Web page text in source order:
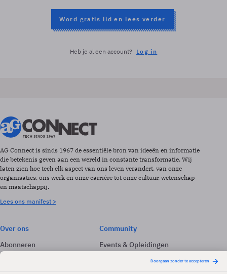
Word gratis lid en lees verder
Heb je al een account? Log in
AG Connect is sinds 1967 de essentiële bron van ideeën en informatie
die betekenis geven aan een wereld in constante transformatie. Wij
laten zien hoe tech elk aspect van ons leven verandert, van onze
organisaties, ons werk en onze carrière tot onze cultuur, wetenschap
en maatschappij.
Lees ons manifest >
Over ons
Abonneren
Adverteren
Community
Events & Opleidingen